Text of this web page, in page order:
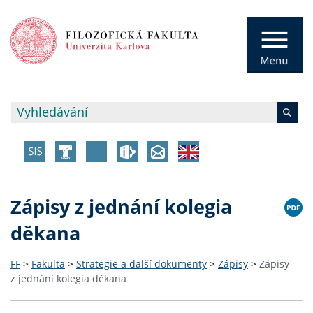
Zápisy z jednání kolegia
děkana
FF > Fakulta > Strategie a další dokumenty > Zápisy > Zápisy
z jednání kolegia děkana